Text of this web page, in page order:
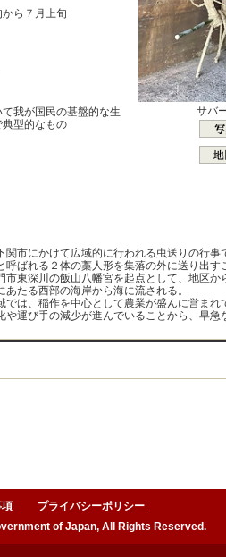
から７月上旬
て我が国民の基盤的な生
型的なもの
サバ
市にかけて広域的に行われる虫送りの行事
呼ばれる２体の藁人形を集落の外に送り出
市東深川の飯山八幡宮を起点として、地区
たる西部の海岸から海に流される。
は、稲作を中心として農業が盛んに営まれ
や運び手の減少が進んでいることから、早
プライバシーポリシー
of Japan, All Rights Reserved.